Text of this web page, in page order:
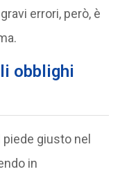
errori, però, è
obblighi
giusto nel
in